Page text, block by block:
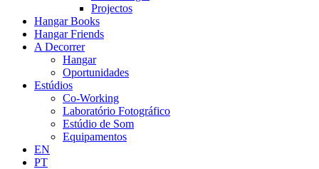
Projectos
Hangar Books
Hangar Friends
A Decorrer
Hangar
Oportunidades
Estúdios
Co-Working
Laboratório Fotográfico
Estúdio de Som
Equipamentos
EN
PT